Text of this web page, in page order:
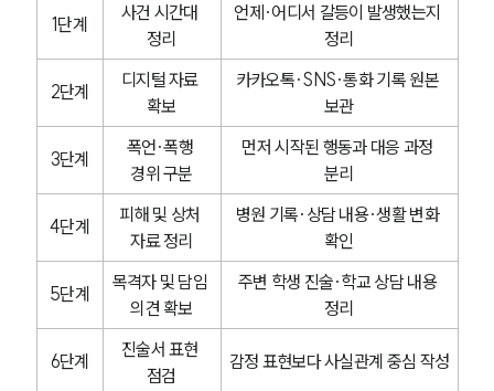
1단계
사건 시간대
정리
언제·어디서 갈등이 발생했는지
정리
2단계
디지털 자료
확보
카카오톡·SNS·통화 기록 원본
보관
3단계
폭언·폭행
경위 구분
먼저 시작된 행동과 대응 과정
분리
4단계
피해 및 상처
자료 정리
병원 기록·상담 내용·생활 변화
확인
5단계
목격자 및 담임
의견 확보
주변 학생 진술·학교 상담 내용
정리
6단계
진술서 표현
점검
감정 표현보다 사실관계 중심 작성